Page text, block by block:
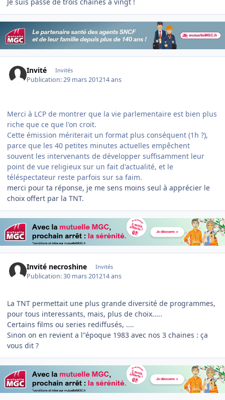
Invité Invités
Publication:29 mars 201214 ans
Merci à LCP de montrer que la vie parlementaire est bien plus
riche que ce que l'on croit.
Cette émission mériterait un format plus conséquent (1h ?),
parce que les 40 petites minutes actuelles empêchent
souvent les intervenants de développer suffisamment leur
point de vue religieux sur un fait d'actualité, et le
téléspectateur reste parfois sur sa faim.
merci pour ta réponse, je me sens moins seul à apprécier le
choix offert par la TNT.
Invité necroshine Invités
Publication:30 mars 201214 ans
La TNT permettait une plus grande diversité de programmes,
pour tous interessants, mais, plus de choix.....
Certains films ou series rediffusés, ....
Sinon on en revient a l"époque 1983 avec nos 3 chaines : ça
vous dit ?